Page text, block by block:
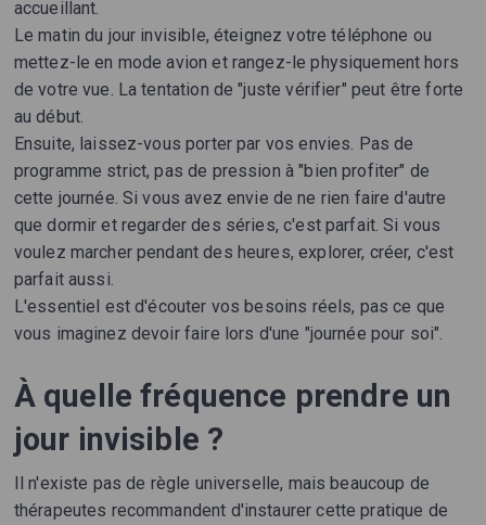
accueillant.
Le matin du jour invisible, éteignez votre téléphone ou
mettez-le en mode avion et rangez-le physiquement hors
de votre vue. La tentation de "juste vérifier" peut être forte
au début.
Ensuite, laissez-vous porter par vos envies. Pas de
programme strict, pas de pression à "bien profiter" de
cette journée. Si vous avez envie de ne rien faire d'autre
que dormir et regarder des séries, c'est parfait. Si vous
voulez marcher pendant des heures, explorer, créer, c'est
parfait aussi.
L'essentiel est d'écouter vos besoins réels, pas ce que
vous imaginez devoir faire lors d'une "journée pour soi".
À quelle fréquence prendre un
jour invisible ?
Il n'existe pas de règle universelle, mais beaucoup de
thérapeutes recommandent d'instaurer cette pratique de